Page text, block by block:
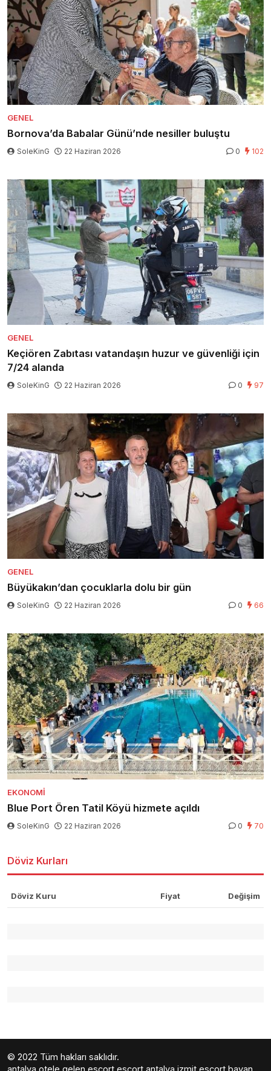
GENEL
Bornova’da Babalar Günü’nde nesiller buluştu
SoleKinG 22 Haziran 2026 0 102
GENEL
Keçiören Zabıtası vatandaşın huzur ve güvenliği için
7/24 alanda
SoleKinG 22 Haziran 2026 0 97
GENEL
Büyükakın’dan çocuklarla dolu bir gün
SoleKinG 22 Haziran 2026 0 66
EKONOMI
Blue Port Ören Tatil Köyü hizmete açıldı
SoleKinG 22 Haziran 2026 0 70
Döviz Kurları
Döviz Kuru Fiyat Değişim
© 2022 Tüm hakları saklıdır.
antalya otele gelen escort escort antalya izmit escort bayan